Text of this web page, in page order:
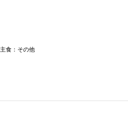
主食：その他